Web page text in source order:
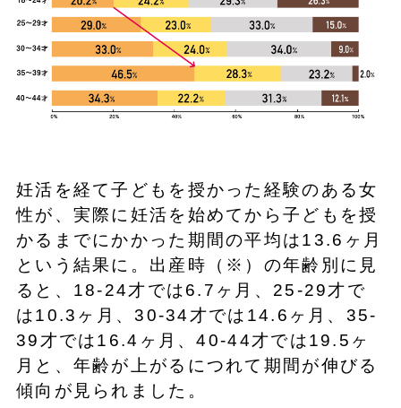
妊活を経て子どもを授かった経験のある女
性が、実際に妊活を始めてから子どもを授
かるまでにかかった期間の平均は13.6ヶ月
という結果に。出産時（※）の年齢別に見
ると、18-24才では6.7ヶ月、25-29才で
は10.3ヶ月、30-34才では14.6ヶ月、35-
39才では16.4ヶ月、40-44才では19.5ヶ
月と、年齢が上がるにつれて期間が伸びる
傾向が見られました。